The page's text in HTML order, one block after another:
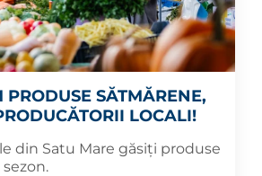
SĂTMĂRENE,
LOCALI!
din Satu Mare găsiți produse